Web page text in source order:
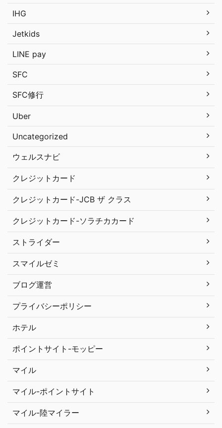
IHG
Jetkids
LINE pay
SFC
SFC修行
Uber
Uncategorized
ウェルスナビ
クレジットカード
クレジットカード-JCB ザ クラス
クレジットカード-ソラチカカード
ストライダー
スマイルゼミ
ブログ運営
プライバシーポリシー
ホテル
ポイントサイト-モッピー
マイル
マイル-ポイントサイト
マイル-陸マイラー